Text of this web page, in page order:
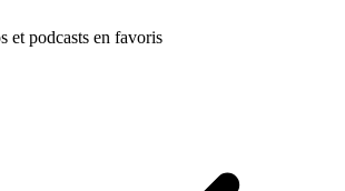
et podcasts en favoris